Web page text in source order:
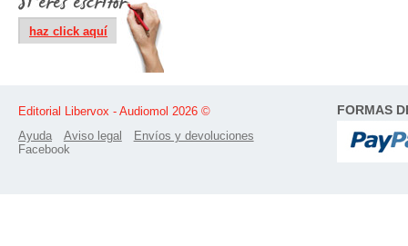
haz click aquí
Editorial Libervox - Audiomol 2026 ©
Ayuda
Aviso legal
Envíos y devoluciones
Facebook
FORMAS